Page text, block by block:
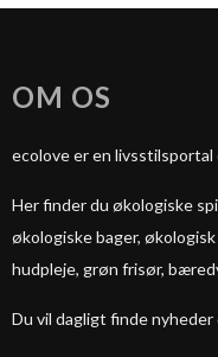
OM OS
ecolove er en
Her finder du økologiske
økologiske bager,
hudpleje, grøn frisør,
Du vil dagligt finde